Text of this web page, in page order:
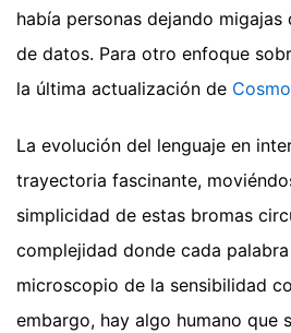
había personas dejando migajas
de datos. Para otro enfoque
la última actualización de
La evolución del lenguaje en
trayectoria fascinante,
simplicidad de estas bromas
complejidad donde cada
microscopio de la sensibilidad
embargo, hay algo humano que